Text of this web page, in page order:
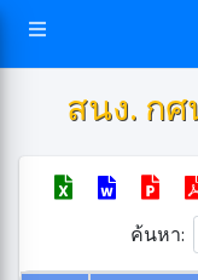
สนง. ก
ค้นหา: